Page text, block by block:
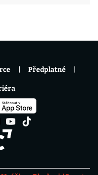
Předplatné